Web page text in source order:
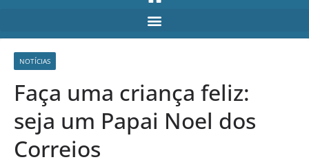
NOTÍCIAS
Faça uma criança feliz:
seja um Papai Noel dos
Correios